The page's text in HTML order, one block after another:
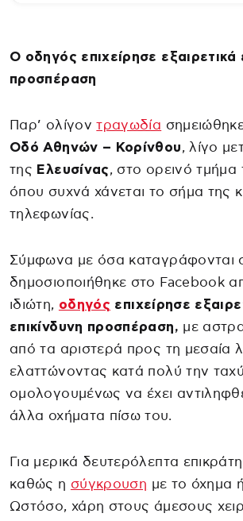
Ο οδηγός επιχείρησε εξαιρετικά
προσπέραση
Παρ’ ολίγοντραγωδία
Οδό Αθηνών – Κορίνθου, λίγο
της Ελευσίνας, στο ορεινό
όπου συχνά χάνεται το σήμα της
τηλεφωνίας.
Σύμφωνα με όσα καταγράφονται
δημοσιοποιήθηκε στο Facebook
ιδιώτη, οδηγός επιχείρησε
επικίνδυνη προσπέραση, με
από τα αριστερά προς τη μεσαία
ελαττώνοντας κατά πολύ την
ομολογουμένως να έχει
άλλα οχήματα πίσω του.
Για μερικά δευτερόλεπτα
καθώς η σύγκρουση με το όχημα
Ωστόσο, χάρη στους άμεσους